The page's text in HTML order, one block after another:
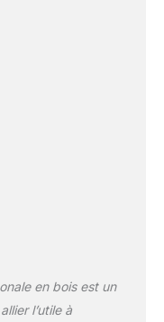
à
largeur
: 48 cm 4.
à oiseaux,
intérieure :
design.
de jardin
mangeoire
est
en bois est un
l’utile à